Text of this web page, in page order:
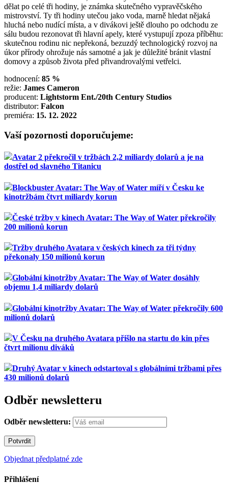
dělat po celé tři hodiny, je známka skutečného vypravěčského
mistrovství. Ty tři hodiny utečou jako voda, marně hledat nějaká
hluchá nebo nudící místa, a v divákovi ještě dlouho po odchodu ze
sálu budou rezonovat tři hlavní apely, které vystupují zpoza příběhu:
skutečnou rodinu nic nepřekoná, bezuzdý technologický rozvoj na
úkor přírody ohrožuje nás samotné a jak je důležité bránit vlastní
domovy a způsob života před přivandrovalými vetřelci.
hodnocení: 85 %
režie: James Cameron
producent: Lightstorm Ent./20th Century Studios
distributor: Falcon
premiéra: 15. 12. 2022
Vaší pozornosti doporučujeme:
Avatar 2 překročil v tržbách 2,2 miliardy dolarů a je na
dostřel od slavného Titanicu
Blockbuster Avatar: The Way of Water míří v Česku ke
kinotržbám čtvrt miliardy korun
České tržby v kinech Avatar: The Way of Water překročily
200 milionů korun
Tržby druhého Avatara v českých kinech za tři týdny
překonaly 150 milionů korun
Globální kinotržby Avatar: The Way of Water dosáhly
objemu 1,4 miliardy dolarů
Globální kinotržby Avatar: The Way of Water překročily 600
milionů dolarů
V Česku na druhého Avatara přišlo na startu do kin přes
čtvrt milionu diváků
Druhý Avatar v kinech odstartoval s globálními tržbami přes
430 milionů dolarů
Odběr newsletteru
Odběr newsletteru:
Objednat předplatné zde
Přihlášení